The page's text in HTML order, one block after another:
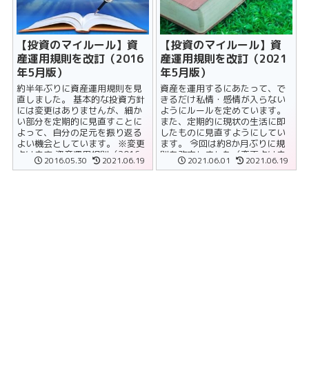
【投資のマイルール】資
産運用規則を改訂（2016
年5月版）
約半年ぶりに資産運用規則を見
直しました。 基本的な投資方針
には変更はありませんが、細か
い部分を定期的に見直すことに
よって、自分の足元を振り返る
よい機会としています。 ※変更
点は赤字 資産運用規則（2016
年5月30日） 第１条．資産......
2016.05.30 2021.06.19
【投資のマイルール】資
産運用規則を改訂（2021
年5月版）
資産を運用するにあたって、で
きるだけ私情・感情が入らない
ようにルールを定めています。
また、定期的に現状の生活に即
したものに見直すようにしてい
ます。 今回は約8か月ぶりに規
則を改定しました（変更点は赤
字） 【投資の......
2021.06.01 2021.06.19